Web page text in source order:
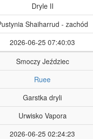
Dryle II
Shaiharrud - zachód
2026-06-25 07:40:03
Smoczy Jeździec
Ruee
Garstka dryli
Urwisko Vapora
2026-06-25 02:24:23